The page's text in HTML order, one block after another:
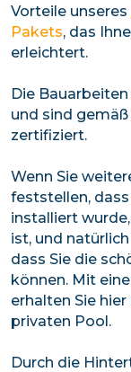
Vorteile unseres
Pakets, das
erleichtert.
Die
und sind
zertifiziert.
Wenn Sie
feststellen,
installiert
ist, und
dass Sie die
können. Mit
erhalten Sie
privaten Pool.
Durch die